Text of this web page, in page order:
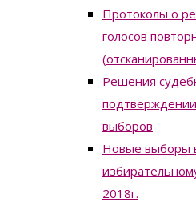
Протоколы о
голосов
Решения
выборов
Новые выборы
2018г.